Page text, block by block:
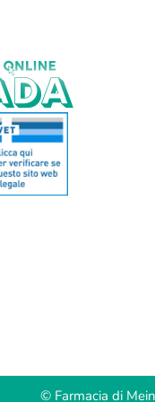
© Farmacia di